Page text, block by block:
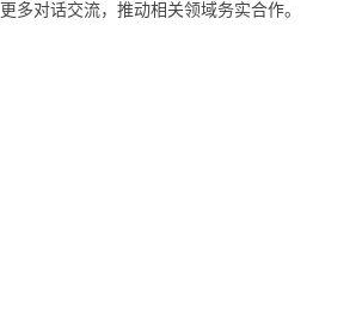
更多对话交流，推动相关领域务实合作。